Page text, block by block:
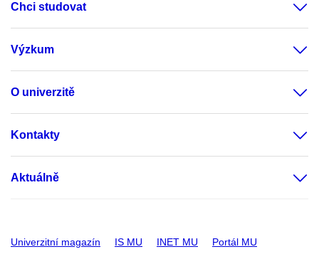
Chci studovat
Výzkum
O univerzitě
Kontakty
Aktuálně
Univerzitní magazín IS MU INET MU Portál MU